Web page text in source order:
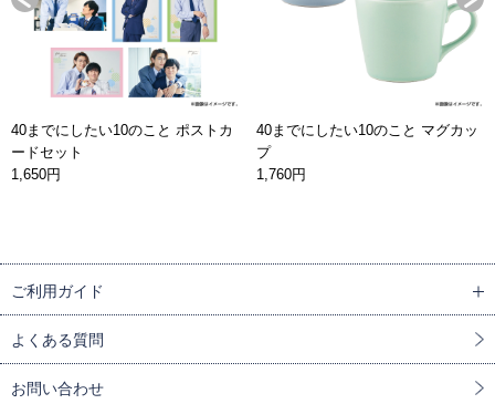
40までにしたい10のこと ポストカ
ードセット
1,650円
40までにしたい10のこと マグカッ
プ
1,760円
ご利用ガイド
よくある質問
お問い合わせ